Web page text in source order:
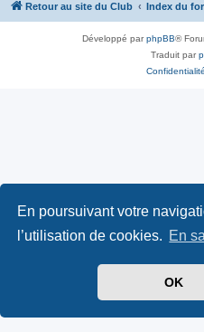
En poursuivant votre
l’utilisation de cookies. En
OK
Retour au site du Club Index du
Développé parphpBB®
Traduit par
Confidentialité